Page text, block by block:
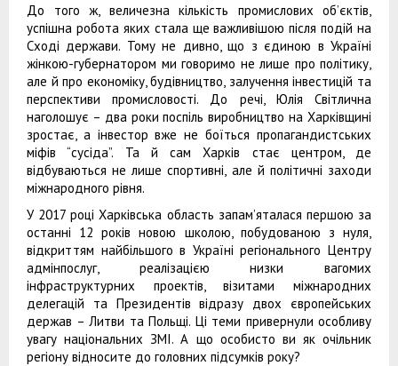
До того ж, величезна кількість промислових об’єктів,
успішна робота яких стала ще важливішою після подій на
Сході держави. Тому не дивно, що з єдиною в Україні
жінкою-губернатором ми говоримо не лише про політику,
але й про економіку, будівництво, залучення інвестицій та
перспективи промисловості. До речі, Юлія Світлична
наголошує – два роки поспіль виробництво на Харківщині
зростає, а інвестор вже не боїться пропагандистських
міфів “сусіда”. Та й сам Харків стає центром, де
відбуваються не лише спортивні, але й політичні заходи
міжнародного рівня.
У 2017 році Харківська область запам’яталася першою за
останні 12 років новою школою, побудованою з нуля,
відкриттям найбільшого в Україні регіонального Центру
адмінпослуг, реалізацією низки вагомих
інфраструктурних проектів, візитами міжнародних
делегацій та Президентів відразу двох європейських
держав – Литви та Польщі. Ці теми привернули особливу
увагу національних ЗМІ. А що особисто ви як очільник
регіону відносите до головних підсумків року?